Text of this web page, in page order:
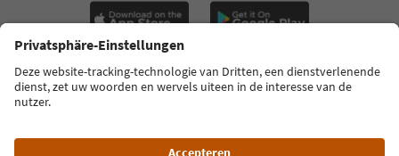
FAQ Contactgegevens Pers MICE
Privacybeleid
Toegankelijkheid